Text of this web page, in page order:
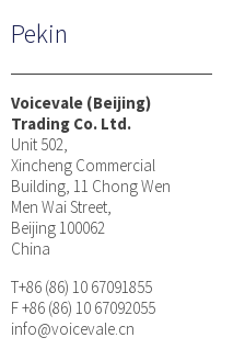
Pekin
Voicevale (Beijing)
Trading Co. Ltd.
Unit 502,
Xincheng Commercial
Building, 11 Chong Wen
Men Wai Street,
Beijing 100062
China
T+86 (86) 10 67091855
F +86 (86) 10 67092055
info@voicevale.cn